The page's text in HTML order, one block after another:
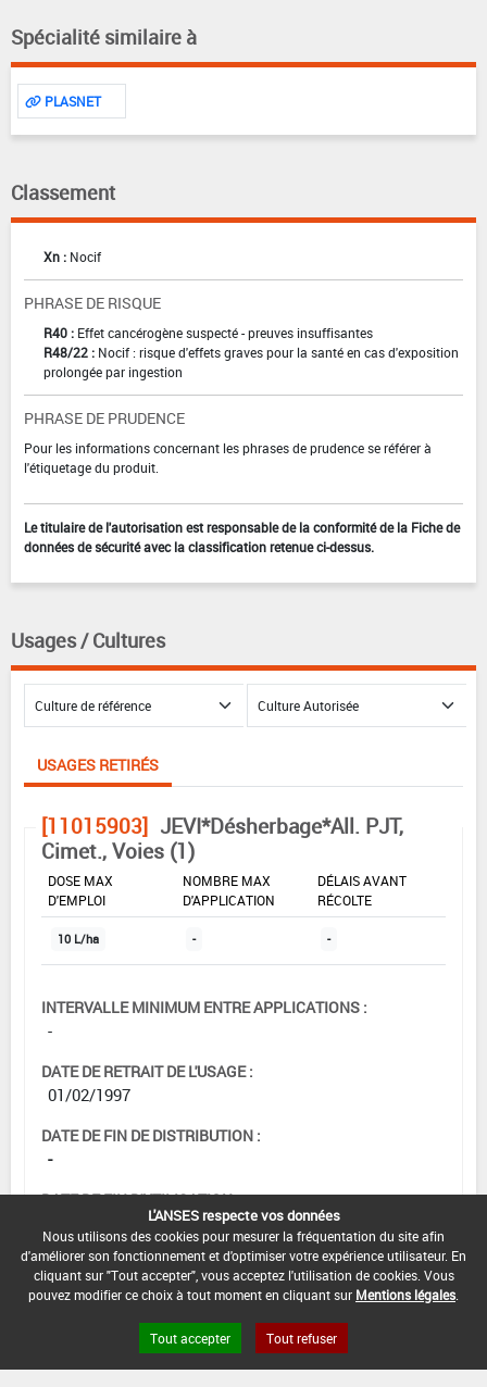
Spécialité similaire à
PLASNET
Classement
Xn : Nocif
PHRASE DE RISQUE
R40 : Effet cancérogène suspecté - preuves insuffisantes
R48/22 : Nocif : risque d'effets graves pour la santé en cas d'exposition
prolongée par ingestion
PHRASE DE PRUDENCE
Pour les informations concernant les phrases de prudence se référer à
l'étiquetage du produit.
Le titulaire de l'autorisation est responsable de la conformité de la Fiche de
données de sécurité avec la classification retenue ci-dessus.
Usages / Cultures
USAGES RETIRÉS
[11015903] JEVI*Désherbage*All. PJT,
Cimet., Voies (1)
DOSE MAX
D'EMPLOI
NOMBRE MAX
D'APPLICATION
DÉLAIS AVANT
RÉCOLTE
10 L/ha - -
INTERVALLE MINIMUM ENTRE APPLICATIONS :
-
DATE DE RETRAIT DE L'USAGE :
01/02/1997
DATE DE FIN DE DISTRIBUTION :
-
DATE DE FIN D'UTILISATION :
L'ANSES respecte vos données
Nous utilisons des cookies pour mesurer la fréquentation du site afin
d'améliorer son fonctionnement et d'optimiser votre expérience utilisateur. En
cliquant sur "Tout accepter", vous acceptez l'utilisation de cookies. Vous
pouvez modifier ce choix à tout moment en cliquant sur Mentions légales
Tout accepter Tout refuser